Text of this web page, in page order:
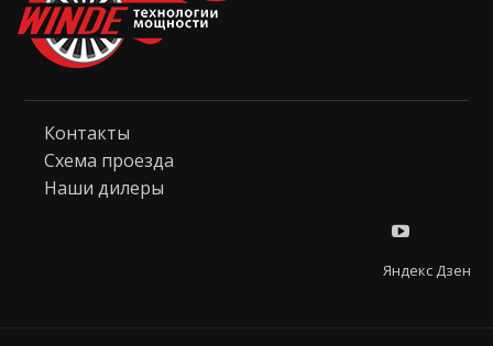
Контакты
Схема проезда
Наши дилеры
Яндекс Дзен